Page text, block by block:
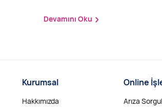
Devamını Oku
Kurumsal
Hakkımızda
Online
Arıza